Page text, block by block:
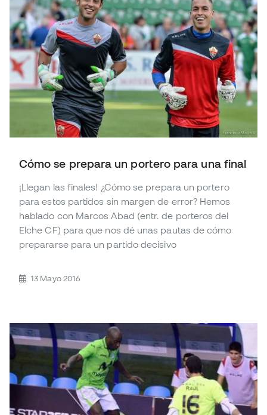
Cómo se prepara un portero para una final
¡Llegan las finales! ¿Cómo se prepara un portero
para estos partidos sin margen de error? Hemos
hablado con Marcos Abad (entr. de porteros del
Elche CF) para que nos dé unas pautas de cómo
prepararse para un partido decisivo
13 Mayo 2016